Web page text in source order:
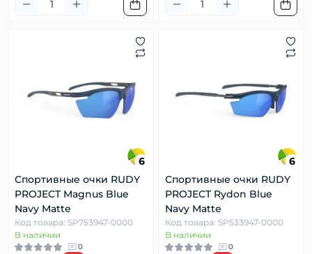
6
Спортивные очки RUDY
PROJECT Magnus Blue
Navy Matte
Код товара: SP753947-0000
В наличии
0
6
Спортивные очки RUDY
PROJECT Rydon Blue
Navy Matte
Код товара: SP533947-0000
В наличии
0